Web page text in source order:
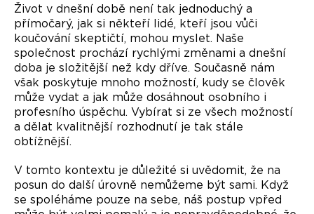
Život v dnešní době není tak jednoduchý a
přímočarý, jak si někteří lidé, kteří jsou vůči
koučování skeptičtí, mohou myslet. Naše
společnost prochází rychlými změnami a dnešní
doba je složitější než kdy dříve. Současně nám
však poskytuje mnoho možností, kudy se člověk
může vydat a jak může dosáhnout osobního i
profesního úspěchu. Vybírat si ze všech možností
a dělat kvalitnější rozhodnutí je tak stále
obtížnější.
V tomto kontextu je důležité si uvědomit, že na
posun do další úrovně nemůžeme být sami. Když
se spoléháme pouze na sebe, náš postup vpřed